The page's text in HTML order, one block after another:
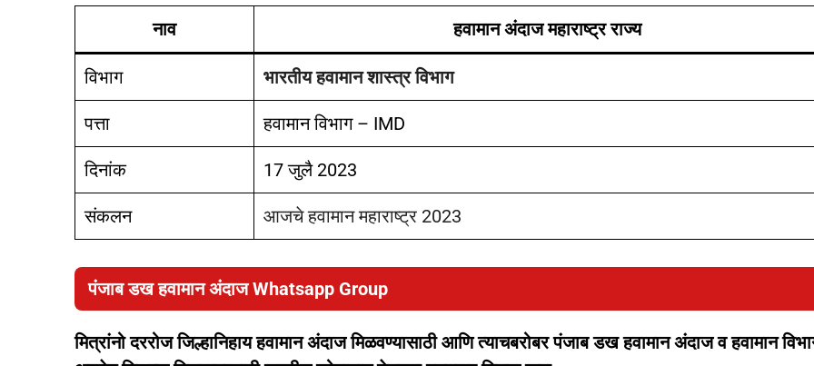
नाव हवामान अंदाज महाराष्ट्र राज्य
विभाग भारतीय हवामान शास्त्र विभाग
पत्ता हवामान विभाग – IMD
दिनांक 17 जुलै 2023
संकलन आजचे हवामान महाराष्ट्र 2023
पंजाब डख हवामान अंदाज Whatsapp Group
मित्रांनो दररोज जिल्हानिहाय हवामान अंदाज मिळवण्यासाठी आणि त्याचबरोबर पंजाब डख हवामान अंदाज व हवामान